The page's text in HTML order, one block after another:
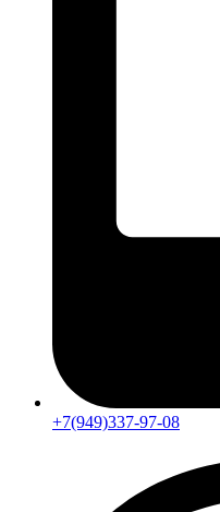
+7(949)337-97-08